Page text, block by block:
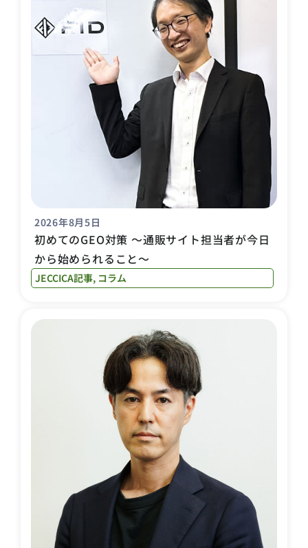
2026年8月5日
初めてのGEO対策 〜通販サイト担当者が今日
から始められること〜
JECCICA記事, コラム